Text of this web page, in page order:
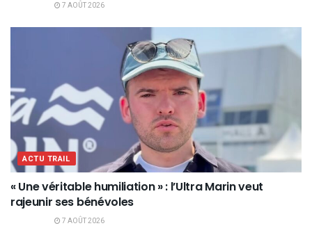
7 AOÛT 2026
ACTU TRAIL
« Une véritable humiliation » : l’Ultra Marin veut
rajeunir ses bénévoles
7 AOÛT 2026